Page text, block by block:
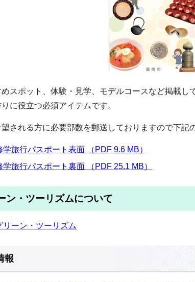
めスポット、体験・見学、モデルコースなど掲載し
に役立つ必須アイテムです。
される方に必要部数を郵送しておりますので下記
学旅行パスポート表面 （PDF 9.6 MB）
学旅行パスポート裏面 （PDF 25.1 MB）
ン・ツーリズムについて
リーン・ツーリズム
報